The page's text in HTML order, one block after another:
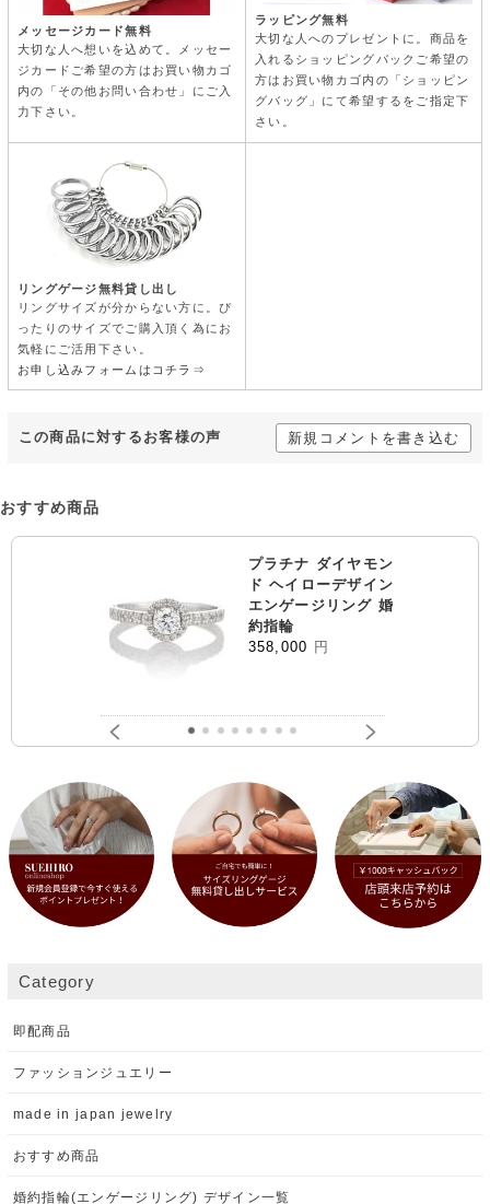
メッセージカード無料
大切な人へ想いを込めて。メッセー
ジカードご希望の方はお買い物カゴ
内の「その他お問い合わせ」にご入
力下さい。
ラッピング無料
大切な人へのプレゼントに。商品を
入れるショッピングバックご希望の
方はお買い物カゴ内の「ショッピン
グバッグ」にて希望するをご指定下
さい。
リングゲージ無料貸し出し
リングサイズが分からない方に。ぴ
ったりのサイズでご購入頂く為にお
気軽にご活用下さい。
お申し込みフォームはコチラ⇒
この商品に対するお客様の声 新規コメントを書き込む
おすすめ商品
プラチナ ダイヤモン
ド ヘイローデザイン
エンゲージリング 婚
約指輪
358,000 円
Category
即配商品
ファッションジュエリー
made in japan jewelry
おすすめ商品
婚約指輪(エンゲージリング) デザイン一覧